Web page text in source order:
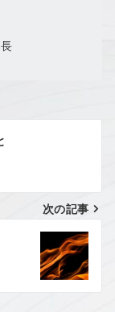
次の記事